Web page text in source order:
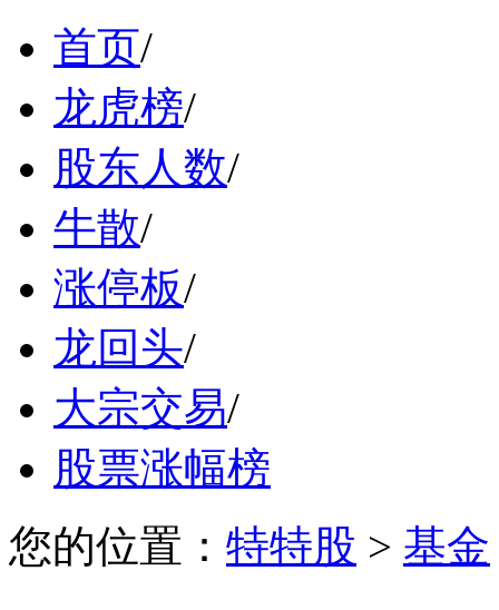
首页/
龙虎榜/
股东人数/
牛散/
涨停板/
龙回头/
大宗交易/
股票涨幅榜
您的位置： 特特股 > 基金